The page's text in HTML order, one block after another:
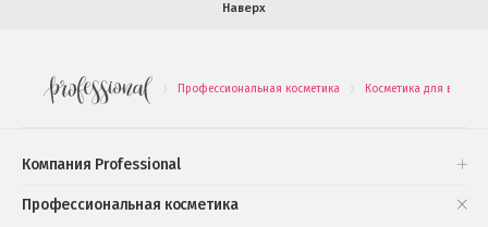
Наверх
. Профессиональная косметика . Косметика для волос
Компания Professional
Профессиональная косметика
Подарочные наборы